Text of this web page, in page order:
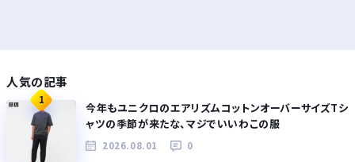
人気の記事
1
今年もユニクロのエアリズムコットンオーバーサイズTシ
ャツの季節が来たな、マジでいいわこの服
2026.08.01 0